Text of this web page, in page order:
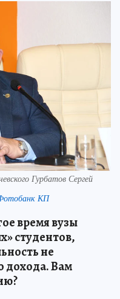
Гурбатов Сергей
КП
время вузы
студентов,
не
дохода. Вам